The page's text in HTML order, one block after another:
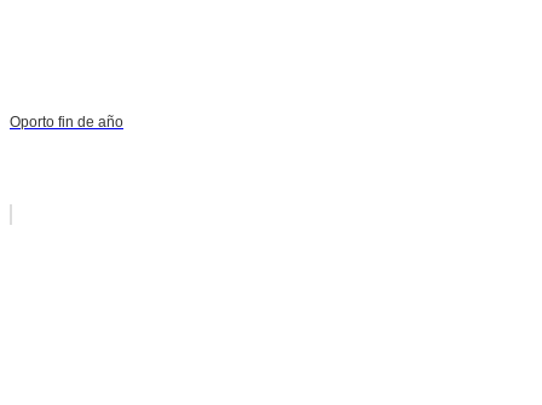
Oporto fin de año